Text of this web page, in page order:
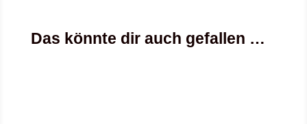
Das könnte dir auch gefallen …